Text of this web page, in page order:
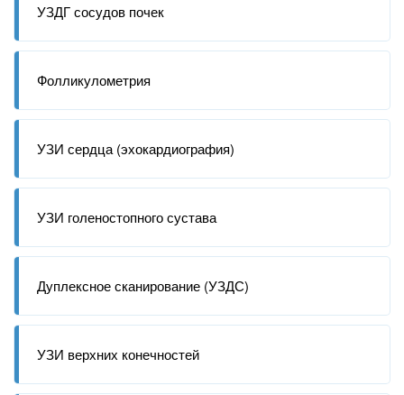
УЗДГ сосудов почек
Фолликулометрия
УЗИ сердца (эхокардиография)
УЗИ голеностопного сустава
Дуплексное сканирование (УЗДС)
УЗИ верхних конечностей